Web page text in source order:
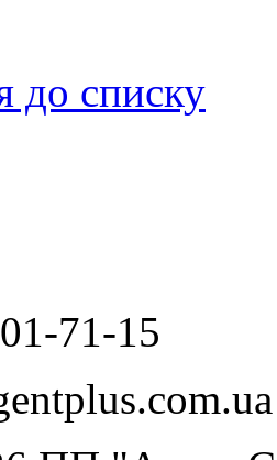
до списку
71-15